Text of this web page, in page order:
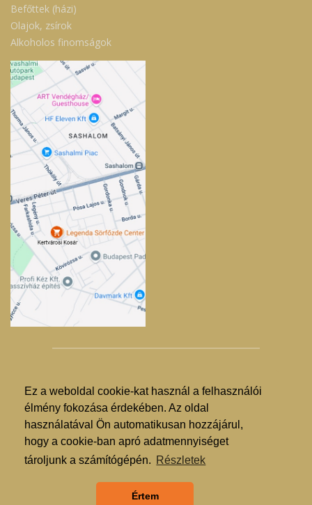
Ez a weboldal cookie-kat használ a felhasználói
élmény fokozása érdekében. Az oldal
használatával Ön automatikusan hozzájárul,
hogy a cookie-ban apró adatmennyiséget
tároljunk a számítógépén. Részletek
Értem
Befőttek (házi)
Olajok, zsírok
Alkoholos finomságok
© Kertvárosi Kosár 2025. - 2026.
Árgarancia
ÁSZF
GDPR